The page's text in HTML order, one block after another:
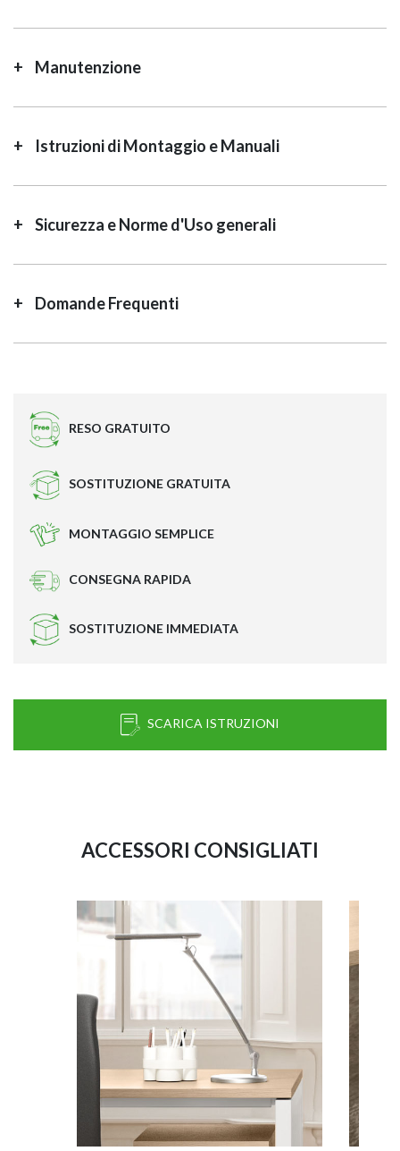
RESO GRATUITO
SOSTITUZIONE GRATUITA
MONTAGGIO SEMPLICE
CONSEGNA RAPIDA
SOSTITUZIONE IMMEDIATA
SCARICA ISTRUZIONI
Manutenzione
Istruzioni di Montaggio e Manuali
Sicurezza e Norme d'Uso generali
Domande Frequenti
ACCESSORI CONSIGLIATI